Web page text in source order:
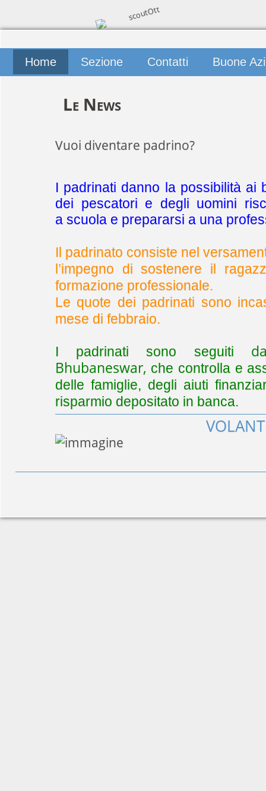
Home Sezione Contatti Buone
Le News
Vuoi diventare padrino?
I padrinati danno la possibilità ai
dei pescatori e degli uomini
ascuola e prepararsi a una
Il padrinato consiste nel
l’impegno di sostenere il
formazione professionale.
Le quote dei padrinati sono
mese di febbraio.
I padrinati sono seguiti
Bhubaneswar, che controlla e
delle famiglie, degli aiuti
risparmio depositato in banca.